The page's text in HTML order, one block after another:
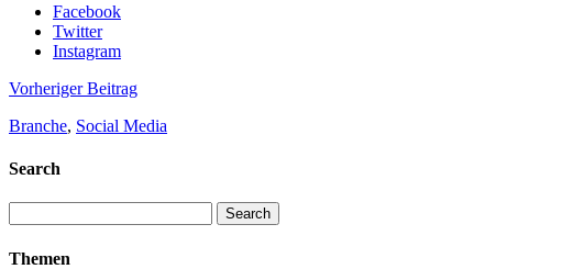
Facebook
Twitter
Instagram
Vorheriger Beitrag
Branche, Social Media
Search
for:
Themen